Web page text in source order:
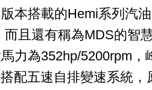
本搭載的Hemi系列汽
且還有稱為MDS的智
力為352hp/5200rpm，
配五速自排變速系統